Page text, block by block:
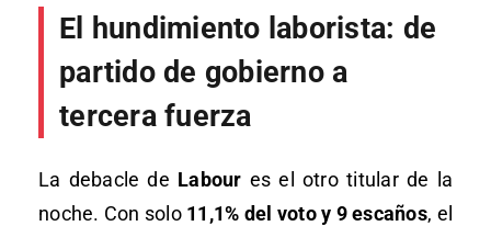
El hundimiento laborista: de
partido de gobierno a
tercera fuerza
La debacle de Labour es el otro titular de la
noche. Con solo 11,1% del voto y 9 escaños, el